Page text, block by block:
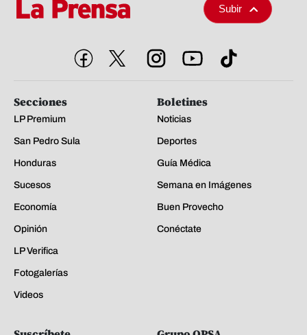
Subir
Secciones
LP Premium
San Pedro Sula
Honduras
Sucesos
Economía
Opinión
LP Verifica
Fotogalerías
Videos
Boletines
Noticias
Deportes
Guía Médica
Semana en Imágenes
Buen Provecho
Conéctate